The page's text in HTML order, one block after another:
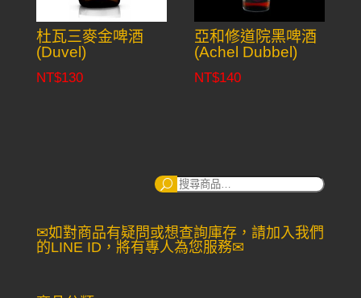
杜瓦三麥金啤酒
(Duvel)
NT$130
亞和修道院黑啤酒
(Achel Dubbel)
NT$140
搜
✉如對商品有疑問或想查詢庫存，請加入我們
的LINE ID，將有專人為您服務✉